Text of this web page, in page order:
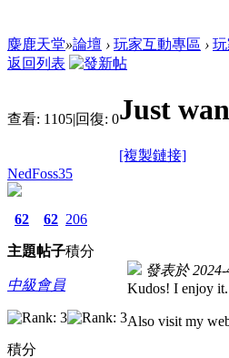
麋鹿天堂»論壇 › 玩家互動專區 ›
返回列表
查看: 1105|回復: 0Just
[複製鏈接]
NedFoss35
62
主題
62
帖子
206
積分
中級會員
積分
發表於
Kudos! I enjoy it.
Also visit my